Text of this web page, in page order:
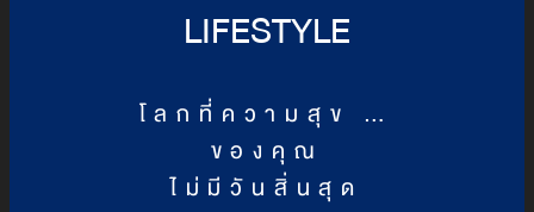
LIFESTYLE
โลกที่ความสุข …
ของคุณ
ไม่มีวันสิ่นสุด